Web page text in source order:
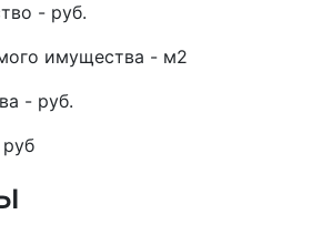
- руб.
имущества - м2
- руб.